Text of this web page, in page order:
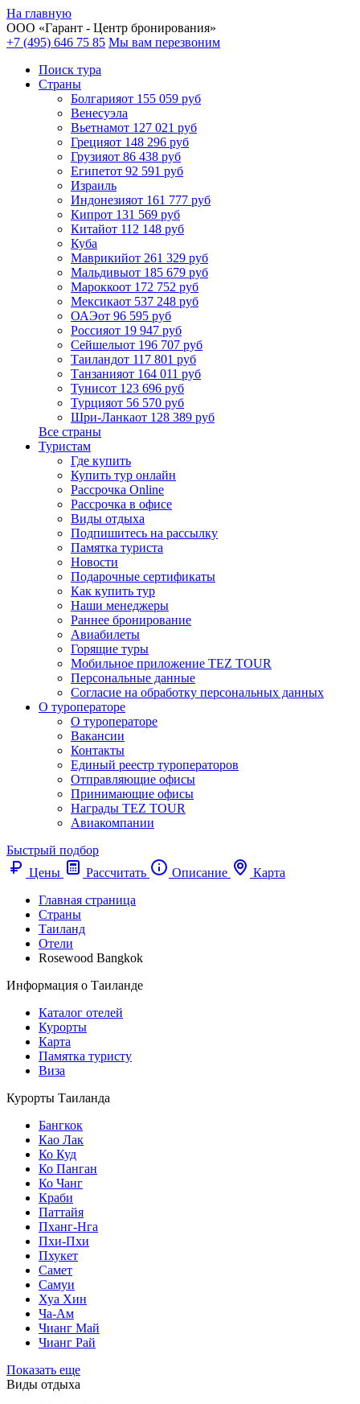
На главную
ООО «Гарант - Центр бронирования»
+7 (495) 646 75 85 Мы вам перезвоним
Поиск тура
Cтраны
Болгарияот 155 059 руб
Венесуэла
Вьетнамот 127 021 руб
Грецияот 148 296 руб
Грузияот 86 438 руб
Египетот 92 591 руб
Израиль
Индонезияот 161 777 руб
Кипрот 131 569 руб
Китайот 112 148 руб
Куба
Маврикийот 261 329 руб
Мальдивыот 185 679 руб
Мароккоот 172 752 руб
Мексикаот 537 248 руб
ОАЭот 96 595 руб
Россияот 19 947 руб
Сейшелыот 196 707 руб
Таиландот 117 801 руб
Танзанияот 164 011 руб
Тунисот 123 696 руб
Турцияот 56 570 руб
Шри-Ланкаот 128 389 руб
Все страны
Туристам
Где купить
Купить тур онлайн
Рассрочка Online
Рассрочка в офисе
Виды отдыха
Подпишитесь на рассылку
Памятка туриста
Новости
Подарочные сертификаты
Как купить тур
Наши менеджеры
Раннее бронирование
Авиабилеты
Горящие туры
Мобильное приложение TEZ TOUR
Персональные данные
Согласие на обработку персональных данных
О туроператоре
О туроператоре
Вакансии
Контакты
Единый реестр туроператоров
Отправляющие офисы
Принимающие офисы
Награды TEZ TOUR
Авиакомпании
Быстрый подбор
Цены
Рассчитать Описание
Карта
Главная страница
Cтраны
Таиланд
Отели
Rosewood Bangkok
Информация о Таиланде
Каталог отелей
Курорты
Карта
Памятка туристу
Виза
Курорты Таиланда
Бангкок
Као Лак
Ко Куд
Ко Панган
Ко Чанг
Краби
Паттайя
Пханг-Нга
Пхи-Пхи
Пхукет
Самет
Самуи
Хуа Хин
Ча-Ам
Чианг Май
Чианг Рай
Показать еще
Виды отдыха